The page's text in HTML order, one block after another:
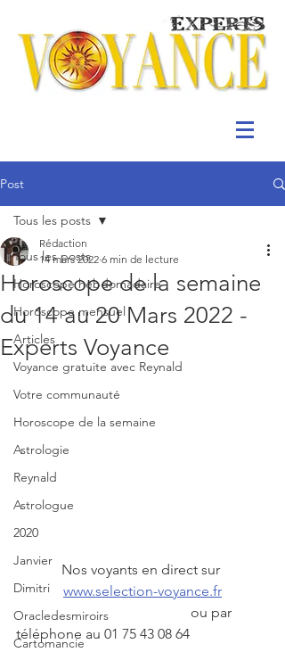
Post
Tous les posts
Horoscope hebdomadaire
Horoscope mensuel
Articles
Voyance gratuite avec Reynald
Votre communauté
Horoscope de la semaine
Astrologie
Reynald
Astrologue
2020
Janvier
Dimitri
Oracledesmiroirs
Cartomancie
Tous les posts
Horoscope de la semaine
du 14 au 20 Mars 2022 -
Experts Voyance
Rédaction
14 mars 2022 6 min de lecture
Nos voyants en direct sur
www.selection-voyance.fr
                                                 ou par
téléphone au 01 75 43 08 64